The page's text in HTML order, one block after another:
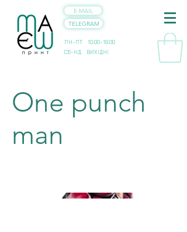
E-MAIL
TELEGRAM
ПН-ПТ 10:00-18:00
СБ-НД ВИХІДНІ
One punch
man